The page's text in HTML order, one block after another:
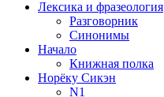
Лексика и фразеология
Разговорник
Синонимы
Начало
Книжная полка
Норёку Сикэн
N1